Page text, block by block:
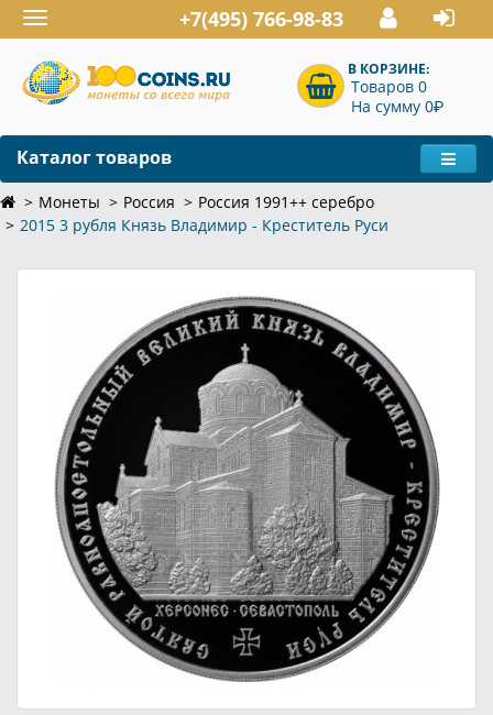
Toggle
navigation
+7(495) 766-98-83
В КОРЗИНЕ:
Товаров 0
На сумму 0P
Каталог товаров
Монеты Россия
Россия 1991++ серебро
2015 3 рубля Князь Владимир - Креститель Руси